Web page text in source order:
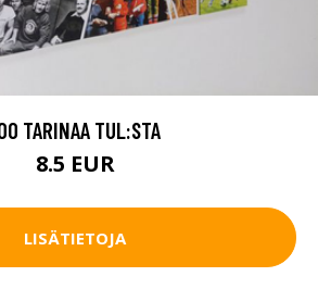
TARINAA TUL:STA
8.5 EUR
LISÄTIETOJA